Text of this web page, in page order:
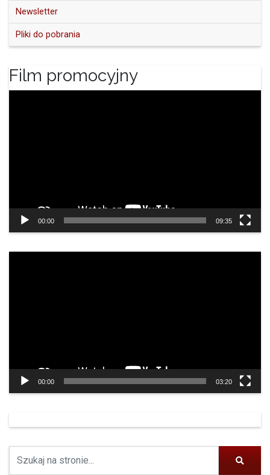
Newsletter
Pliki do pobrania
Film promocyjny
00:00 09:35
00:00 03:20